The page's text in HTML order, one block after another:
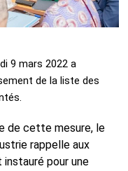
9 mars 2022 a
de la liste des
de cette mesure, le
rappelle aux
pour une